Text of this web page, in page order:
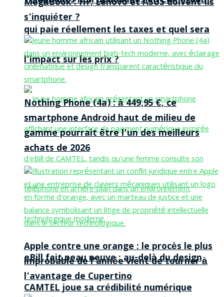
qui paie réellement les taxes et quel sera
l’impact sur les prix ?
eBill fait peau neuve : au-delà du design,
CAMTEL joue sa crédibilité numérique
MegaBook : HP, Lenovo et ASUS doivent-ils
s’inquiéter ?
Nothing Phone (4a) : à 449,95 €, ce
smartphone Android haut de milieu de
gamme pourrait être l’un des meilleurs
achats de 2026
Apple contre une orange : le procès le plus
improbable de l’année vient de tourner à
l’avantage de Cupertino